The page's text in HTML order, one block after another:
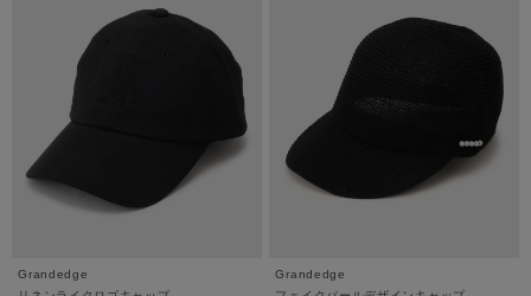
Grandedge
Grandedge